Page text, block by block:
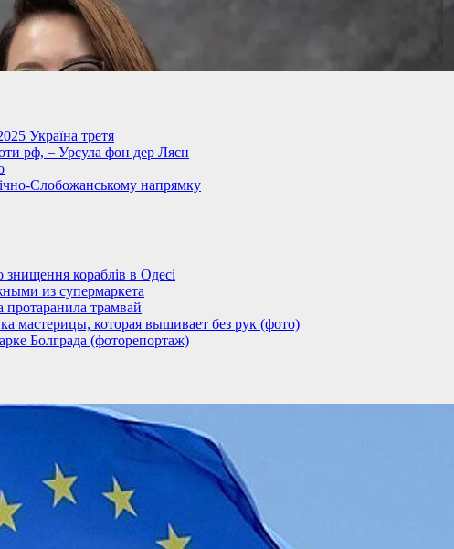
Україна третя
рф, – Урсула фон дер Ляєн
Слобожанському напрямку
кораблів в Одесі
из супермаркета
трамвай
мастерицы, которая вышивает без рук (фото)
Болграда (фоторепортаж)